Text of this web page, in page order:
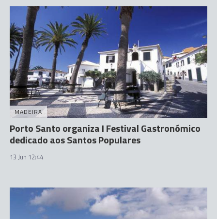
MADEIRA
Porto Santo organiza I Festival Gastronómico
dedicado aos Santos Populares
13 Jun 12:44